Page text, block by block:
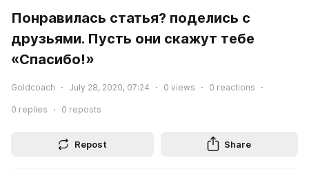
Понравилась статья? поделись с
друзьями. Пусть они скажут тебе
«Спасибо!»
Goldcoach July 28, 2020, 07:24 0 views 0 reactions
0 replies 0 reposts
Repost Share